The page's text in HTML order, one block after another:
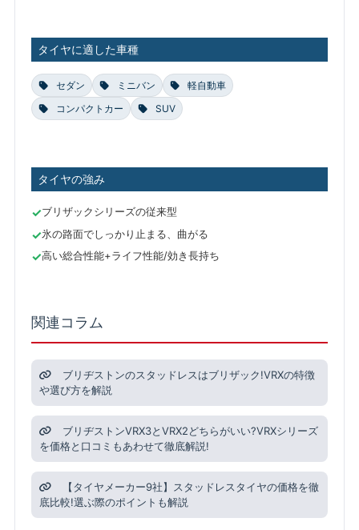
タイヤに適した車種
セダン ミニバン
軽自動車
コンパクトカー
SUV
タイヤの強み
ブリザックシリーズの従来型
氷の路面でしっかり止まる、曲がる
高い総合性能+ライフ性能/効き長持ち
関連コラム
ブリヂストンのスタッドレスはブリザック!VRXの特徴
や選び方を解説
ブリヂストンVRX3とVRX2どちらがいい?VRXシリーズ
を価格と口コミもあわせて徹底解説!
【タイヤメーカー9社】スタッドレスタイヤの価格を徹
底比較!選ぶ際のポイントも解説